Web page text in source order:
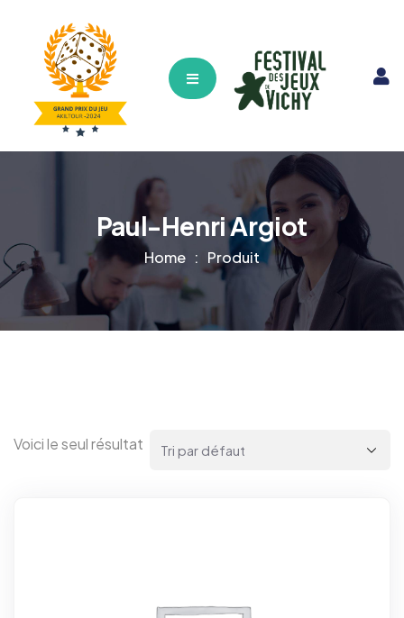
Hamburger Toggle Menu
Paul-Henri Argiot
Home Produit
Voici le seul résultat